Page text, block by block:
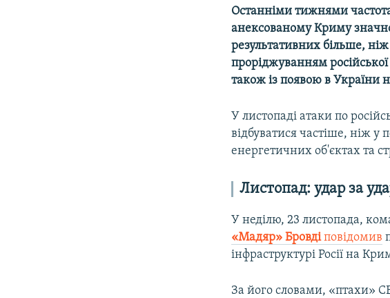
Останніми тижнями
анексованому Криму
результативних більше,
проріджуванням
також із появою в України
У листопаді атаки по
відбуватися частіше, ніж у
енергетичних об'єктах та
Листопад: удар за
У неділю, 23 листопада,
«Мадяр» Бровдіповідомив
інфраструктурі Росії на
За його словами, «птахи»